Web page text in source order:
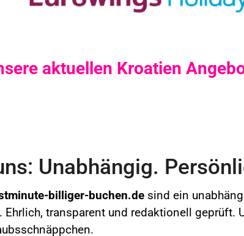
aktuellen Kroatien
Unabhängig.
billiger-buchen.de sind ein
Ehrlich, transparent und redaktionell geprüft.